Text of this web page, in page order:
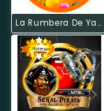
La Rumbera De Yantzaza